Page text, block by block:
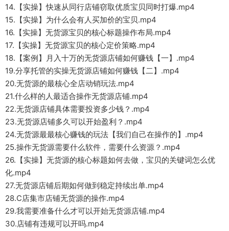
14.【实操】快速从同行店铺窃取优质宝贝同时打爆.mp4
15.【实操】为什么会有人买加价的宝贝.mp4
16.【实操】无货源宝贝的核心标题操作布局.mp4
17.【实操】无货源宝贝的核心定价策略.mp4
18.【案例】月入十万的无货源店铺如何赚钱【一】.mp4
19.分享托管的实操无货源店铺如何赚钱【二】.mp4
20.无货源的最核心全店动销玩法.mp4
21.什么样的人最适合操作无货源店铺.mp4
22.无货源店铺具体需要投资多少钱？.mp4
23.无货源店铺多久可以开始盈利？.mp4
24.无货源最最核心赚钱的玩法【我们自己在操作的】.mp4
25.操作无货源需要什么软件，需要什么资源？.mp4
26.【实操】无货源的核心标题如何去做，宝贝的关键词怎么优
化.mp4
27.无货源店铺后期如何做到稳定持续出单.mp4
28.C店集市店铺无货源的操作.mp4
29.我需要准备什么才可以开始无货源店铺.mp4
30.店铺有违规可以开吗.mp4